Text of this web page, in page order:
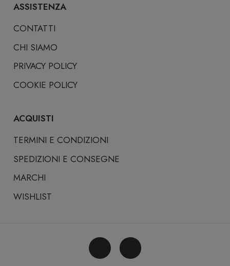
ASSISTENZA
CONTATTI
CHI SIAMO
PRIVACY POLICY
COOKIE POLICY
ACQUISTI
TERMINI E CONDIZIONI
SPEDIZIONI E CONSEGNE
MARCHI
WISHLIST